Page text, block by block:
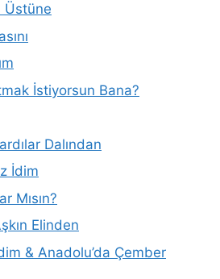
Üstüne
İstiyorsun Bana?
Dalından
İdim
Mısın?
Elinden
& Anadolu’da Çember